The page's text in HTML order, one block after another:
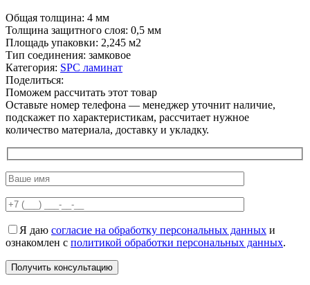
Общая толщина: 4 мм
Толщина защитного слоя: 0,5 мм
Площадь упаковки: 2,245 м2
Тип соединения: замковое
Категория: SPC ламинат
Поделиться:
Поможем рассчитать этот товар
Оставьте номер телефона — менеджер уточнит наличие,
подскажет по характеристикам, рассчитает нужное
количество материала, доставку и укладку.
Я даю согласие на обработку персональных данных и
ознакомлен с политикой обработки персональных данных.